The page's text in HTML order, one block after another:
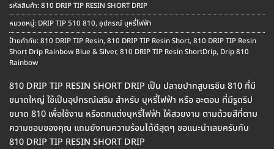
รหัสสินค้า:810 DRIP TIP RESIN SHORT DRIP
หมวดหมู่: DRIP TIP 510 810, อุปกรณ์ บุหรี่ไฟฟ้า
ป้ายกำกับ:810 DRIP TIP Resin, 810 DRIP TIP Resin Short, 810 DRIP TIP Resin
Short Drip Rainbow Blue & Silver, 810 DRIP TIP Resin ShortDrip, Drip 810
Rainbow
810 DRIP TIP RESIN SHORT DRIP เป็น ปลายปากสูบเรซิน 810 ที่มี
ขนาดใหญ่ ใช้เป็นอุปกรณ์เสริม สำหรับ บุหรี่ไฟฟ้า หรือ อะตอม ที่มีรูดริป
ขนาด 810 เพื่อใช้งาน หรือตกแต่งบุหรี่ไฟฟ้า ให้สวยงาม ตามด้วยสีที่ตาม
ความชอบของคุณ แถมยังทนความร้อนได้ดีสุดๆ ขอแนะนำเลยครับกับ
810 DRIP TIP RESIN SHORT DRIP